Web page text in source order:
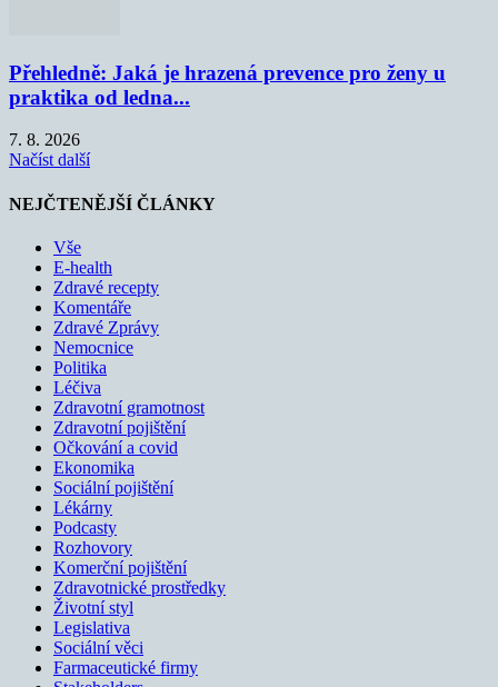
Přehledně: Jaká je hrazená prevence pro ženy u
praktika od ledna...
7. 8. 2026
Načíst další
NEJČTENĚJŠÍ ČLÁNKY
Vše
E-health
Zdravé recepty
Komentáře
Zdravé Zprávy
Nemocnice
Politika
Léčiva
Zdravotní gramotnost
Zdravotní pojištění
Očkování a covid
Ekonomika
Sociální pojištění
Lékárny
Podcasty
Rozhovory
Komerční pojištění
Zdravotnické prostředky
Životní styl
Legislativa
Sociální věci
Farmaceutické firmy